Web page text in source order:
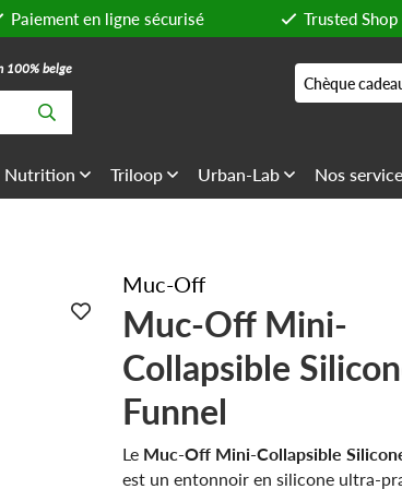
Paiement en ligne sécurisé Trusted
100% belge
Chèque
Nutrition Triloop Urban-Lab Nos
Muc-Off
Muc-Off Mini-
Collapsible
Funnel
Le Muc-Off Mini-Collapsible
est un entonnoir en silicone ultra-